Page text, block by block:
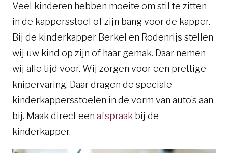
Veel kinderen hebben moeite om stil te zitten
in de kappersstoel of zijn bang voor de kapper.
Bij de kinderkapper Berkel en Rodenrijs stellen
wij uw kind op zijn of haar gemak. Daar nemen
wij alle tijd voor. Wij zorgen voor een prettige
knipervaring. Daar dragen de speciale
kinderkappersstoelen in de vorm van auto’s aan
bij. Maak direct een afspraak bij de
kinderkapper.